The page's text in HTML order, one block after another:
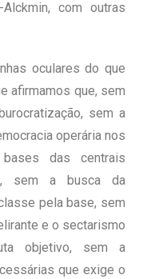
Alckmin, com outras
oculares do que
afirmamos que, sem
sem a
operária nos
das centrais
sem a busca da
pela base, sem
e o sectarismo
objetivo, sem a
que exige o